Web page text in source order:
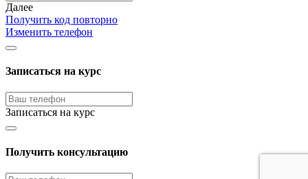
Далее
Получить код повторно
Изменить телефон
Записаться на курс
Записаться на курс
Получить консультацию